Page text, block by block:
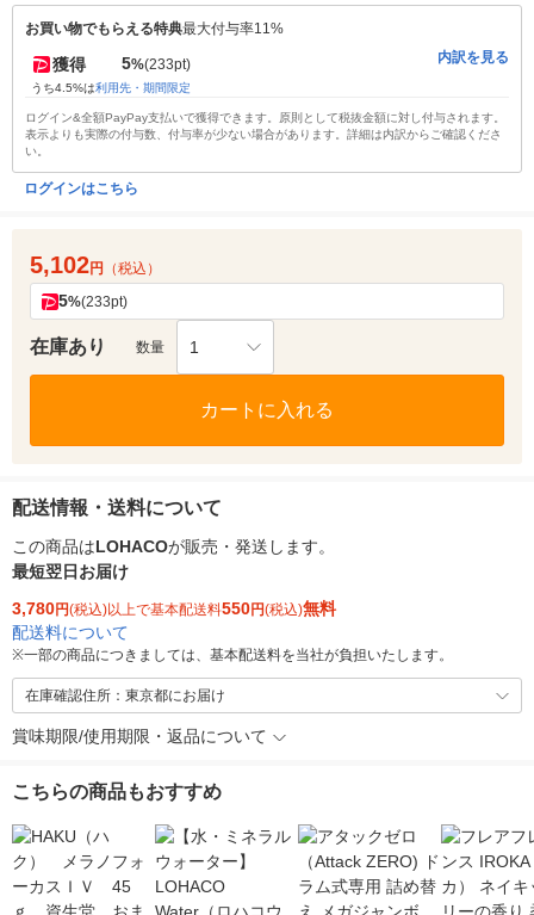
お買い物でもらえる特典最大付与率11%
獲得 5%(233pt)
うち4.5%は利用先・期間限定
内訳を見る
ログイン&全額PayPay支払いで獲得できます。原則として税抜金額に対し付与されます。
表示よりも実際の付与数、付与率が少ない場合があります。詳細は内訳からご確認くださ
い。
ログインはこちら
5,102円 （税込）
5%(233pt)
在庫あり 数量 1
カートに入れる
配送情報・送料について
この商品はLOHACOが販売・発送します。
最短翌日お届け
3,780円(税込)以上で基本配送料550円(税込)無料
配送料について
※一部の商品につきましては、基本配送料を当社が負担いたします。
在庫確認住所：東京都にお届け
賞味期限/使用期限・返品について
こちらの商品もおすすめ